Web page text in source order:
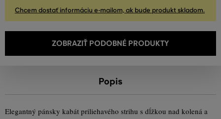
Chcem dostať informáciu e-mailom, ak bude produkt skladom.
ZOBRAZIŤ PODOBNÉ PRODUKTY
Popis
Elegantný pánsky kabát priliehavého strihu s dĺžkou nad kolená a